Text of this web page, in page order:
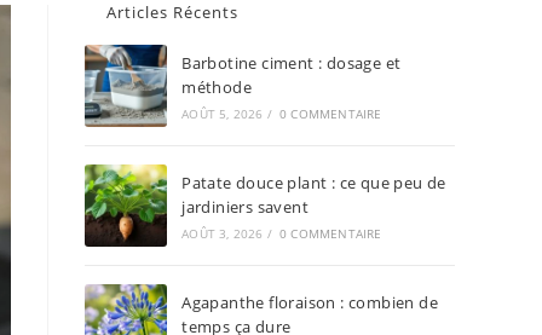
Articles Récents
Barbotine ciment : dosage et
méthode
AOÛT 5, 2026 / 0 COMMENTAIRE
Patate douce plant : ce que peu de
jardiniers savent
AOÛT 3, 2026 / 0 COMMENTAIRE
Agapanthe floraison : combien de
temps ça dure